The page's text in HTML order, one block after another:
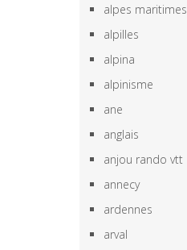
alpes maritimes
alpilles
alpina
alpinisme
ane
anglais
anjou rando vtt
annecy
ardennes
arval